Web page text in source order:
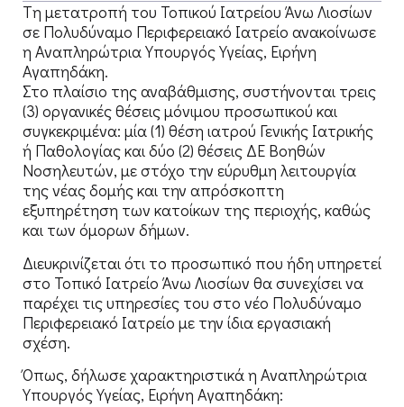
Tη μετατροπή του Τοπικού Ιατρείου Άνω Λιοσίων
σε Πολυδύναμο Περιφερειακό Ιατρείο ανακοίνωσε
η Αναπληρώτρια Υπουργός Υγείας, Ειρήνη
Αγαπηδάκη.
Στο πλαίσιο της αναβάθμισης, συστήνονται τρεις
(3) οργανικές θέσεις μόνιμου προσωπικού και
συγκεκριμένα: μία (1) θέση ιατρού Γενικής Ιατρικής
ή Παθολογίας και δύο (2) θέσεις ΔΕ Βοηθών
Νοσηλευτών, με στόχο την εύρυθμη λειτουργία
της νέας δομής και την απρόσκοπτη
εξυπηρέτηση των κατοίκων της περιοχής, καθώς
και των όμορων δήμων.
Διευκρινίζεται ότι το προσωπικό που ήδη υπηρετεί
στο Τοπικό Ιατρείο Άνω Λιοσίων θα συνεχίσει να
παρέχει τις υπηρεσίες του στο νέο Πολυδύναμο
Περιφερειακό Ιατρείο με την ίδια εργασιακή
σχέση.
Όπως, δήλωσε χαρακτηριστικά η Αναπληρώτρια
Υπουργός Υγείας, Ειρήνη Αγαπηδάκη: